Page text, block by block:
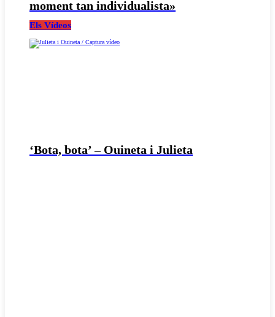
moment tan individualista»
Els Vídeos
‘Bota, bota’ – Ouineta i Julieta